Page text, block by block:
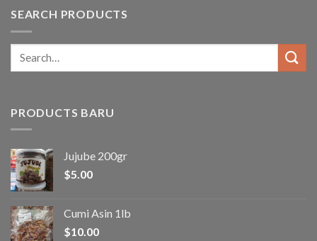
SEARCH PRODUCTS
Search
PRODUCTS BARU
Jujube 200gr
$5.00
Cumi Asin 1lb
$10.00